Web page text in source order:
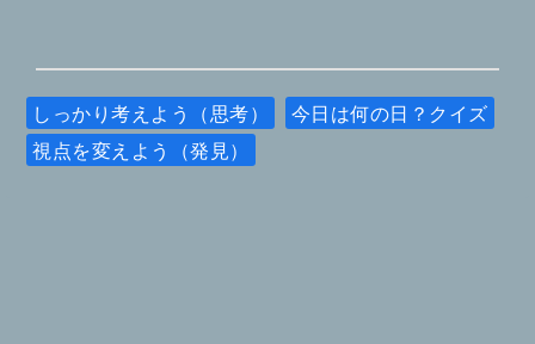
しっかり考えよう（思考）
今日は何の日？クイズ
視点を変えよう（発見）